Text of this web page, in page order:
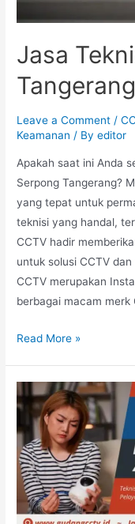
Jasa
Tangerang
Leave a Comment /
Keamanan / Byeditor
Apakah saat ini Anda
Serpong Tangerang?
yang tepat untuk
teknisi yang handal,
CCTV hadir
untuk solusi CCTV
CCTV merupakan
berbagai macam
Read More »